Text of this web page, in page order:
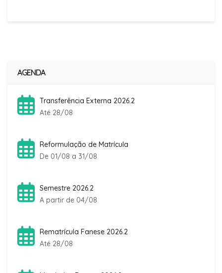
AGENDA
Transferência Externa 2026.2
Até 28/08
Reformulação de Matrícula
De 01/08 a 31/08
Semestre 2026.2
A partir de 04/08
Rematrícula Fanese 2026.2
Até 28/08